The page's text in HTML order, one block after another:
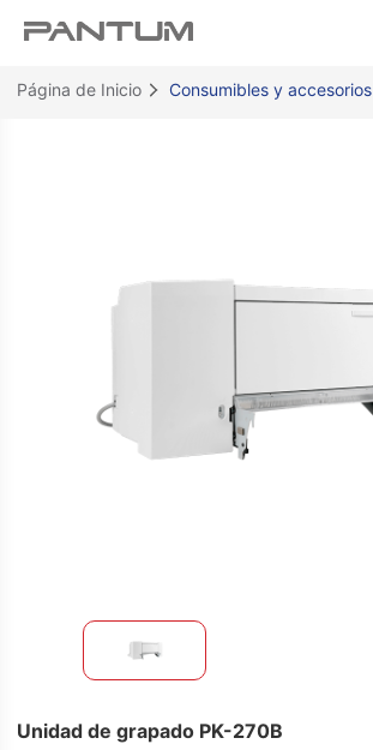
Página de Inicio Consumibles y accesorios
Unidad de grapado PK-270B